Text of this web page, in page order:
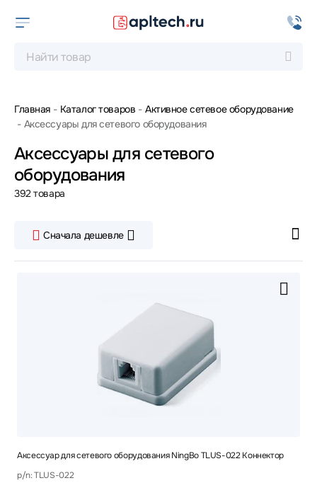
Главная Каталог товаров
Активное сетевое оборудование
Аксессуары для сетевого оборудования
Аксессуары для сетевого
оборудования
392 товара
Сначала дешевле
Аксессуар для сетевого оборудования NingBo TLUS-022 Коннектор
p/n: TLUS-022